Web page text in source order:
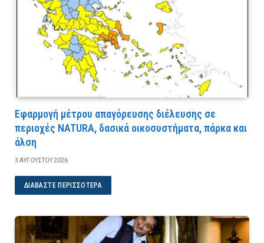
Εφαρμογή μέτρου απαγόρευσης διέλευσης σε
περιοχές NATURA, δασικά οικοσυστήματα, πάρκα και
άλση
3 ΑΥΓΟΎΣΤΟΥ 2026
ΔΙΑΒΆΣΤΕ ΠΕΡΙΣΣΌΤΕΡΑ